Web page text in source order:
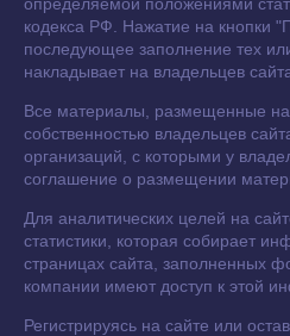
кодекса РФ. Нажатие на кнопки
последующее заполнение тех
накладывает на владельцев
Все материалы, размещенные на
собственностью владельцев
организаций, с которыми у
соглашение о размещении
Для аналитических целей на
статистики, которая собирает
страницах сайта, заполненных
компании имеют доступ к этой
Регистрируясь на сайте или